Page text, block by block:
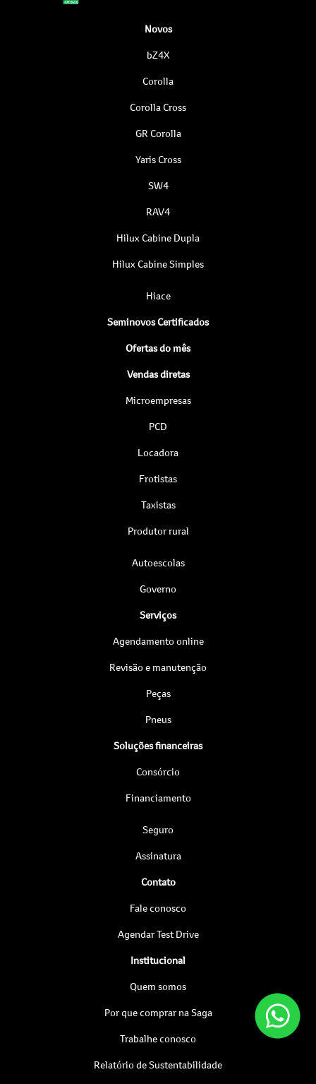
Novos
bZ4X
Corolla
Corolla Cross
GR Corolla
Yaris Cross
SW4
RAV4
Hilux Cabine Dupla
Hilux Cabine Simples
Hiace
Seminovos Certificados
Ofertas do mês
Vendas diretas
Microempresas
PCD
Locadora
Frotistas
Taxistas
Produtor rural
Autoescolas
Governo
Serviços
Agendamento online
Revisão e manutenção
Peças
Pneus
Soluções financeiras
Consórcio
Financiamento
Seguro
Assinatura
Contato
Fale conosco
Agendar Test Drive
Institucional
Quem somos
Por que comprar na Saga
Trabalhe conosco
Relatório de Sustentabilidade